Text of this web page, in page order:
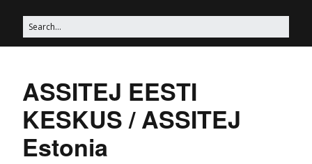
ASSITEJ EESTI
KESKUS / ASSITEJ
Estonia